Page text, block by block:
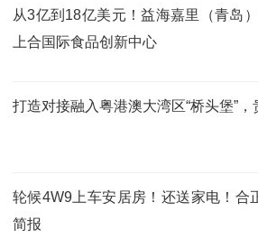
从3亿到18亿美元！益海嘉里（青岛
上合国际食品创新中心
打造对接融入粤港澳大湾区“桥头堡”
轮候4W9上车安居房！还送家电！合
简报